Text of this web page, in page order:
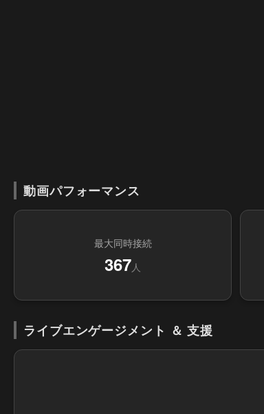
動画パフォーマンス
最大同時接続
367人
ライブエンゲージメント ＆ 支援